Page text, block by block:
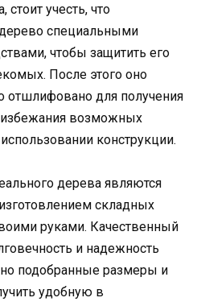
учесть, что
специальными
чтобы защитить его
После этого оно
отшлифовано для получения
избежания возможных
конструкции.
дерева являются
складных
руками. Качественный
и надежность
подобранные размеры и
удобную в